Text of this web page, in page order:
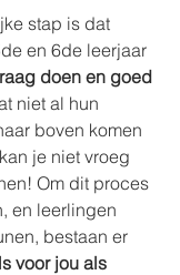
stap is dat
en 6de leerjaar
doen en goed
niet al hun
boven komen
je niet vroeg
Om dit proces
en leerlingen
bestaan er
voor jou als